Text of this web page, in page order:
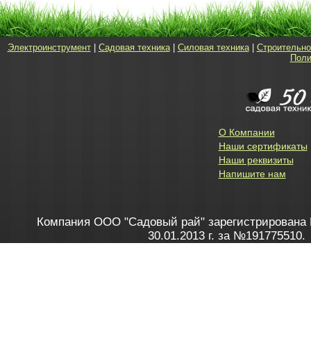
Электроинструмент| Садовая техника| Силовая техника|
О Компании
Наши сертификаты
Наши реквизиты
Напишите нам
Компания ООО "Садовый рай" зарегистрирована
30.01.2013 г. за №191775510.